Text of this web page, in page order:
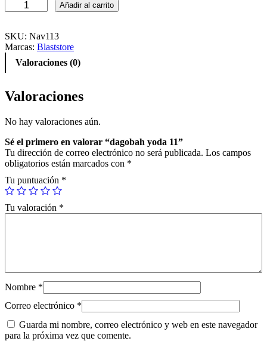
a
o
b
o
d
1
c
a
n
t
i
d
a
Añadir al carrito
SKU: Nav113
Marcas: Blaststore
Valoraciones (0)
Valoraciones
No hay valoraciones aún.
Sé el primero en valorar “dagobah yoda 11”
Tu dirección de correo electrónico no será publicada. Los campos
obligatorios están marcados con *
Tu puntuación *
Tu valoración *
Nombre *
Correo electrónico *
Guarda mi nombre, correo electrónico y web en este navegador
para la próxima vez que comente.